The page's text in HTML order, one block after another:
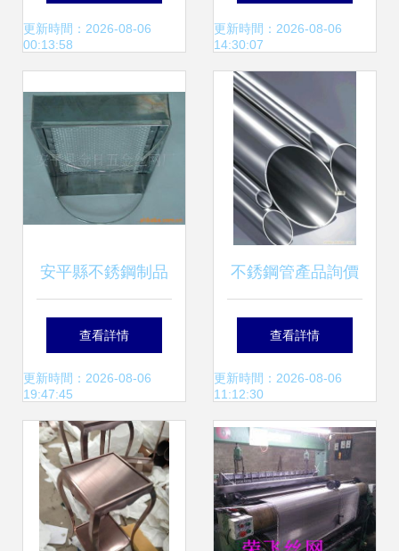
引領金屬建材新潮
更新時間：2026-08-06
00:13:58
打造精密制造新標
更新時間：2026-08-06
14:30:07
安平縣不銹鋼制品
拋光與酸洗加工價
格信息解析
查看詳情
更新時間：2026-08-06
19:47:45
不銹鋼管產品詢價
留言
查看詳情
更新時間：2026-08-06
11:12:30